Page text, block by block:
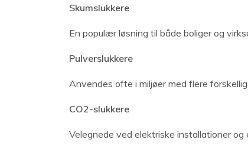
Skumslukkere
En populær løsning til både boliger og
Pulverslukkere
Anvendes ofte i miljøer med flere
CO2-slukkere
Velegnede ved elektriske installationer og